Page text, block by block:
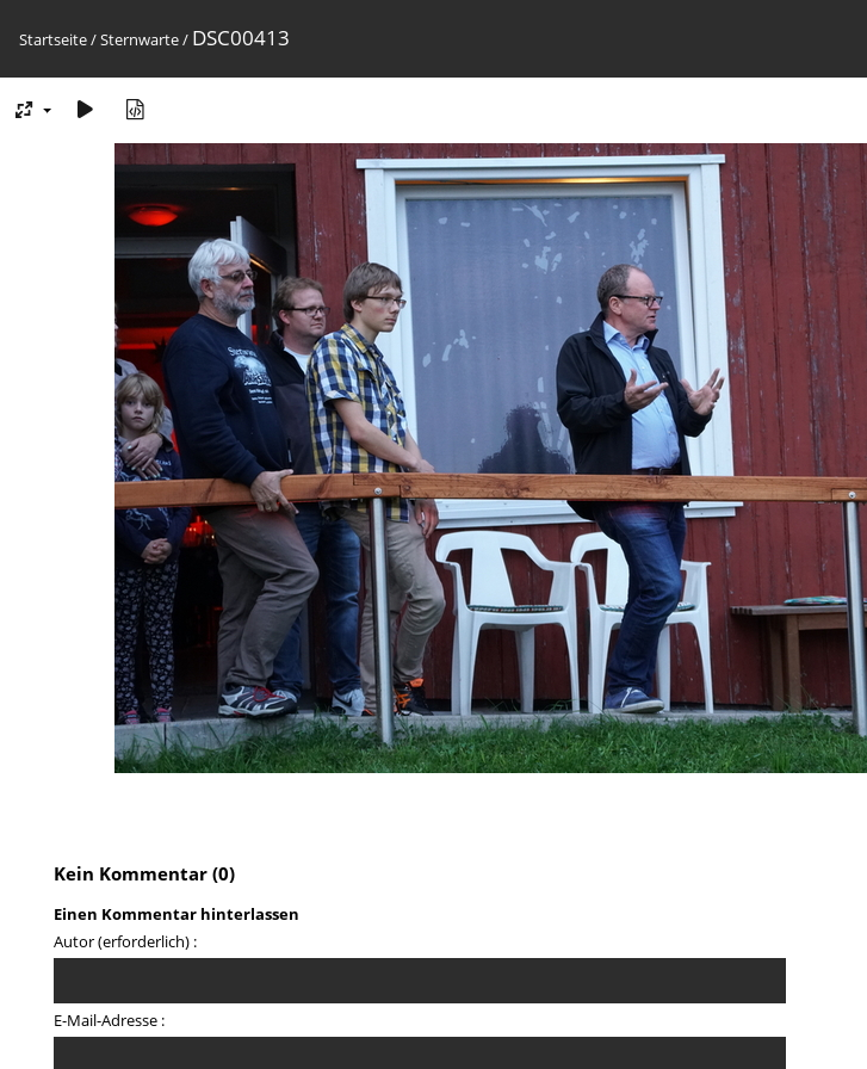
Startseite/Sternwarte/ DSC00413
Kein Kommentar (0)
Einen Kommentar hinterlassen
Autor (erforderlich) :
E-Mail-Adresse :